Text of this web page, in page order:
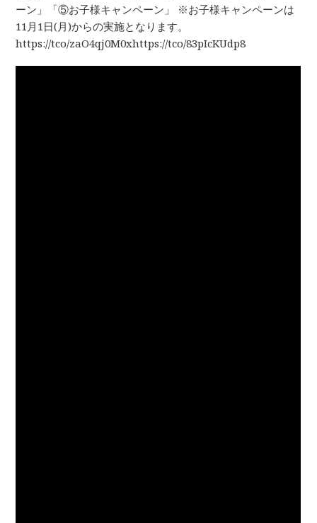
ーン」「⑤お子様キャンペーン」 ※お子様キャンペーンは
11月1日(月)からの実施となります。
https://tco/zaO4qj0M0xhttps://tco/83pIcKUdp8